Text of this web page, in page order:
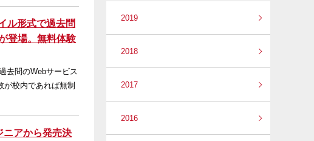
ル形式で過去問
登場。無料体験
去問のWebサービス
が校内であれば無制
アから発売決
2019
2018
2017
2016